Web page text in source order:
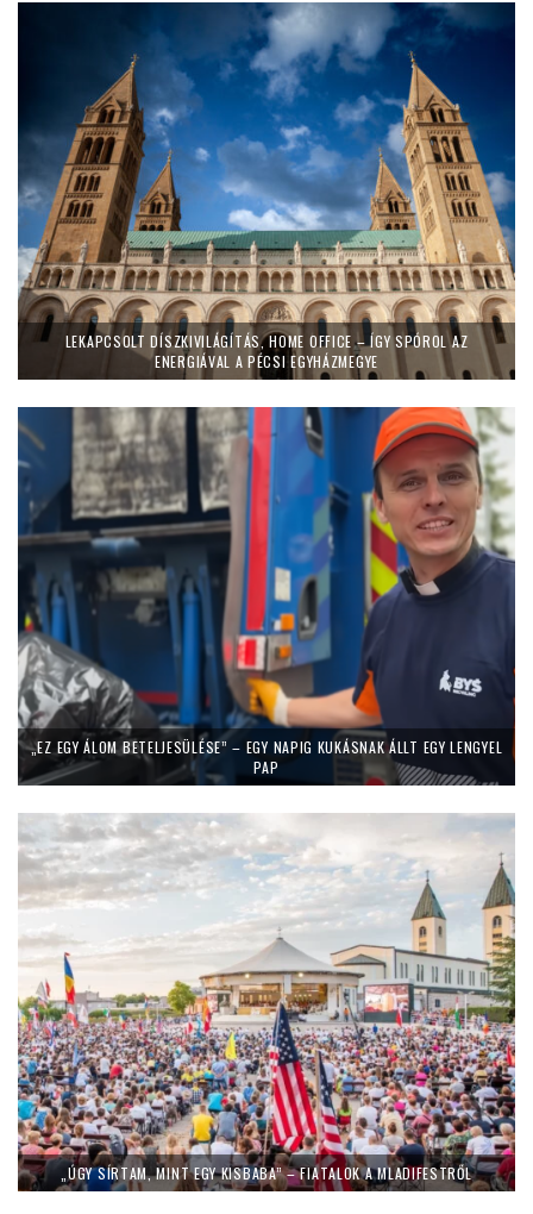
LEKAPCSOLT DÍSZKIVILÁGÍTÁS, HOME OFFICE – ÍGY SPÓROL AZ
ENERGIÁVAL A PÉCSI EGYHÁZMEGYE
„EZ EGY ÁLOM BETELJESÜLÉSE” – EGY NAPIG KUKÁSNAK ÁLLT EGY LENGYEL
PAP
„ÚGY SÍRTAM, MINT EGY KISBABA” – FIATALOK A MLADIFESTRŐL